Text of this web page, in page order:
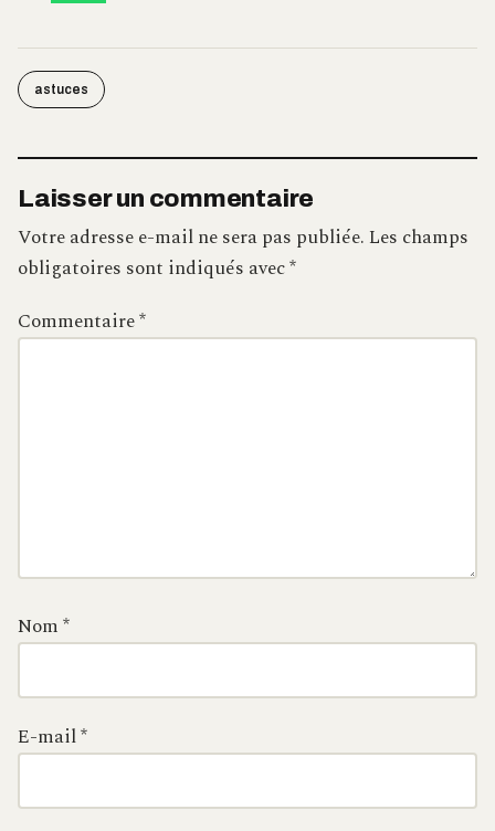
astuces
Laisser un commentaire
Votre adresse e-mail ne sera pas publiée.Les champs
obligatoires sont indiqués avec*
Commentaire*
Nom*
E-mail*